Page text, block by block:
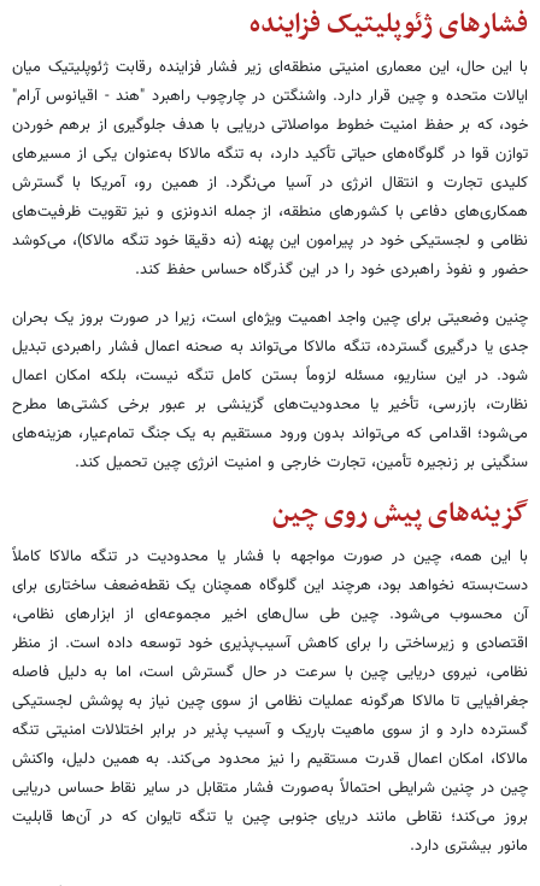
فشارهای ژئوپلیتیک فزاینده
با این حال، این معماری امنیتی منطقه‌ای زیر فشار فزاینده رقابت ژئوپلیتیک میان
ایالات متحده و چین قرار دارد. واشنگتن در چارچوب راهبرد "هند - اقیانوس آرام"
خود، که بر حفظ امنیت خطوط مواصلاتی دریایی با هدف جلوگیری از برهم خوردن
توازن قوا در گلوگاه‌های حیاتی تأکید دارد، به تنگه مالاکا به‌عنوان یکی از مسیرهای
کلیدی تجارت و انتقال انرژی در آسیا می‌نگرد. از همین رو، آمریکا با گسترش
همکاری‌های دفاعی با کشورهای منطقه، از جمله اندونزی و نیز تقویت ظرفیت‌های
نظامی و لجستیکی خود در پیرامون این پهنه (نه دقیقا خود تنگه مالاکا)، می‌کوشد
حضور و نفوذ راهبردی خود را در این گذرگاه حساس حفظ کند.
چنین وضعیتی برای چین واجد اهمیت ویژه‌ای است، زیرا در صورت بروز یک بحران
جدی یا درگیری گسترده، تنگه مالاکا می‌تواند به صحنه اعمال فشار راهبردی تبدیل
شود. در این سناریو، مسئله لزوماً بستن کامل تنگه نیست، بلکه امکان اعمال
نظارت، بازرسی، تأخیر یا محدودیت‌های گزینشی بر عبور برخی کشتی‌ها مطرح
می‌شود؛ اقدامی که می‌تواند بدون ورود مستقیم به یک جنگ تمام‌عیار، هزینه‌های
سنگینی بر زنجیره تأمین، تجارت خارجی و امنیت انرژی چین تحمیل کند.
گزینه‌های پیش روی چین
با این همه، چین در صورت مواجهه با فشار یا محدودیت در تنگه مالاکا کاملاً
دست‌بسته نخواهد بود، هرچند این گلوگاه همچنان یک نقطه‌ضعف ساختاری برای
آن محسوب می‌شود. چین طی سال‌های اخیر مجموعه‌ای از ابزارهای نظامی،
اقتصادی و زیرساختی را برای کاهش آسیب‌پذیری خود توسعه داده است. از منظر
نظامی، نیروی دریایی چین با سرعت در حال گسترش است، اما به دلیل فاصله
جغرافیایی تا مالاکا هرگونه عملیات نظامی از سوی چین نیاز به پوشش لجستیکی
گسترده دارد و از سوی ماهیت باریک و آسیب پذیر در برابر اختلالات امنیتی تنگه
مالاکا، امکان اعمال قدرت مستقیم را نیز محدود می‌کند. به همین دلیل، واکنش
چین در چنین شرایطی احتمالاً به‌صورت فشار متقابل در سایر نقاط حساس دریایی
بروز می‌کند؛ نقاطی مانند دریای جنوبی چین یا تنگه تایوان که در آن‌ها قابلیت
مانور بیشتری دارد.